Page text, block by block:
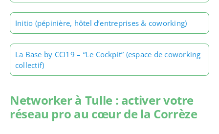
Initio (pépinière, hôtel d’entreprises & coworking)
La Base by CCI19 – “Le Cockpit” (espace de coworking
collectif)
Networker à Tulle : activer votre
réseau pro au cœur de la Corrèze